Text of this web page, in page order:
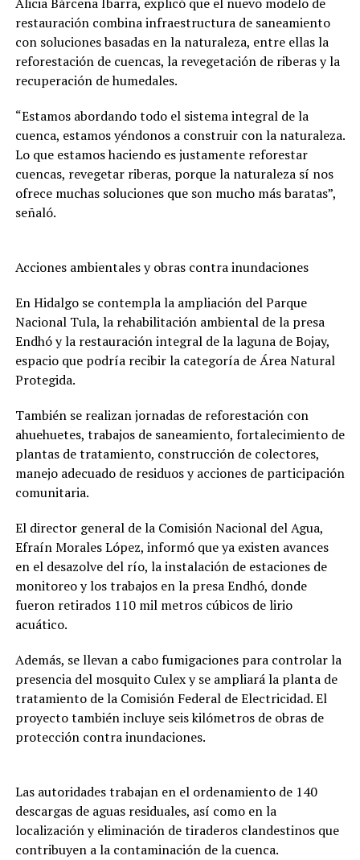
restauración combina infraestructura de saneamiento
con soluciones basadas en la naturaleza, entre ellas la
reforestación de cuencas, la revegetación de riberas y la
recuperación de humedales.
“Estamos abordando todo el sistema integral de la
cuenca, estamos yéndonos a construir con la naturaleza.
Lo que estamos haciendo es justamente reforestar
cuencas, revegetar riberas, porque la naturaleza sí nos
ofrece muchas soluciones que son mucho más baratas”,
señaló.
Acciones ambientales y obras contra inundaciones
En Hidalgo se contempla la ampliación del Parque
Nacional Tula, la rehabilitación ambiental de la presa
Endhó y la restauración integral de la laguna de Bojay,
espacio que podría recibir la categoría de Área Natural
Protegida.
También se realizan jornadas de reforestación con
ahuehuetes, trabajos de saneamiento, fortalecimiento de
plantas de tratamiento, construcción de colectores,
manejo adecuado de residuos y acciones de participación
comunitaria.
El director general de la Comisión Nacional del Agua,
Efraín Morales López, informó que ya existen avances
en el desazolve del río, la instalación de estaciones de
monitoreo y los trabajos en la presa Endhó, donde
fueron retirados 110 mil metros cúbicos de lirio
acuático.
Además, se llevan a cabo fumigaciones para controlar la
presencia del mosquito Culex y se ampliará la planta de
tratamiento de la Comisión Federal de Electricidad. El
proyecto también incluye seis kilómetros de obras de
protección contra inundaciones.
Las autoridades trabajan en el ordenamiento de 140
descargas de aguas residuales, así como en la
localización y eliminación de tiraderos clandestinos que
contribuyen a la contaminación de la cuenca.